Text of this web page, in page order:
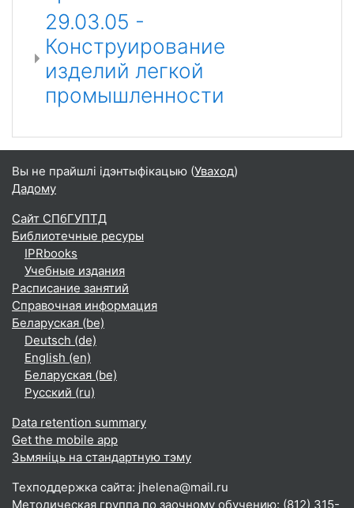
29.03.05 -
Конструирование
изделий легкой
промышленности
Вы не прайшлі ідэнтыфікацыю (Уваход)
Дадому
Сайт СПбГУПТД
Библиотечные ресуры
IPRbooks
Учебные издания
Расписание занятий
Справочная информация
Беларуская ‎(be)‎
Deutsch ‎(de)‎
English ‎(en)‎
Беларуская ‎(be)‎
Русский ‎(ru)‎
Data retention summary
Get the mobile app
Зьмяніць на стандартную тэму
Техподдержка сайта: jhelena@mail.ru
Методическая группа по заочному обучению: (812) 315-